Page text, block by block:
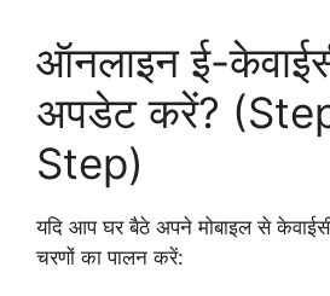
ऑनलाइन ई-
अपडेट करें?
Step)
यदि आप घर बैठे अपने मोबाइल से
चरणों का पालन करें: